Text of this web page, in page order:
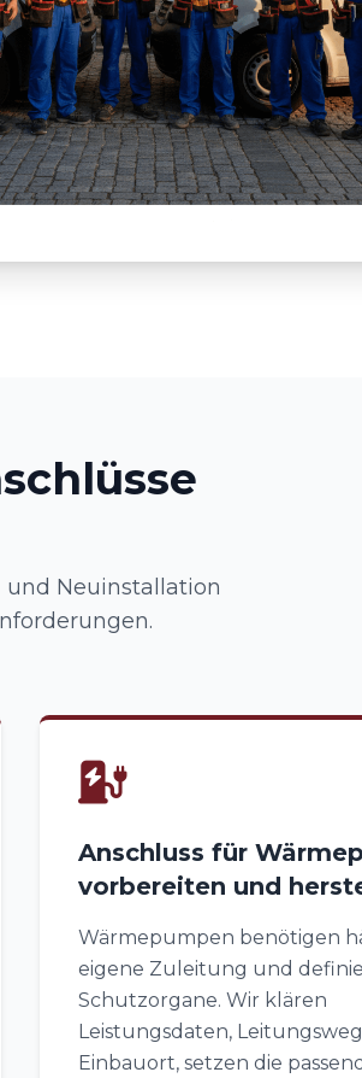
Neuinstallation
Anschluss für
vorbereiten und
Wärmepumpen benötigen
eigene Zuleitung und
Schutzorgane. Wir klären
Leistungsdaten,
Einbauort, setzen die